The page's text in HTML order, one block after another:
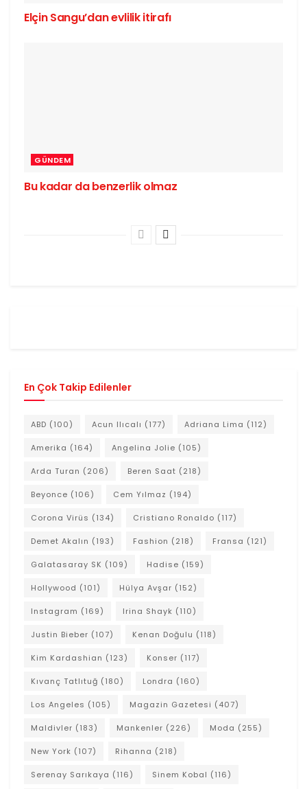
Elçin Sangu’dan evlilik itirafı
GÜNDEM
Bu kadar da benzerlik olmaz
En Çok Takip Edilenler
ABD (100) Acun Ilıcalı (177) Adriana Lima (112)
Amerika (164) Angelina Jolie (105)
Arda Turan (206) Beren Saat (218)
Beyonce (106) Cem Yılmaz (194)
Corona Virüs (134) Cristiano Ronaldo (117)
Demet Akalın (193) Fashion (218) Fransa (121)
Galatasaray SK (109) Hadise (159)
Hollywood (101) Hülya Avşar (152)
Instagram (169) Irina Shayk (110)
Justin Bieber (107) Kenan Doğulu (118)
Kim Kardashian (123) Konser (117)
Kıvanç Tatlıtuğ (180) Londra (160)
Los Angeles (105) Magazin Gazetesi (407)
Maldivler (183) Mankenler (226) Moda (255)
New York (107) Rihanna (218)
Serenay Sarıkaya (116) Sinem Kobal (116)